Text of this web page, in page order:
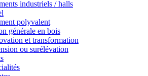
industriels / halls
polyvalent
générale en bois
et transformation
ou surélévation